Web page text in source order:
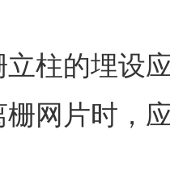
立柱的埋设
网片时，